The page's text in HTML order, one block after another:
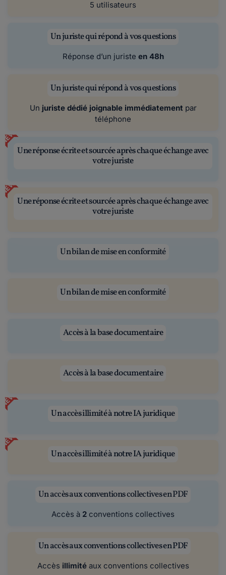
5 utilisateurs
Un juriste qui répond à vos questions
Réponse d’un juriste en 48h
Un juriste qui répond à vos questions
Un juriste dédié joignable immédiatement par
téléphone
NEW
Une réponse écrite et sourcée après chaque échange avec
votre juriste
NEW
Une réponse écrite et sourcée après chaque échange avec
votre juriste
Un bilan de mise en conformité
Un bilan de mise en conformité
Accès à la base documentaire
Accès à la base documentaire
NEW
Un accès illimité à notre IA juridique
NEW
Un accès illimité à notre IA juridique
Un accès aux conventions collectives en PDF
Accès à 2 conventions collectives
Un accès aux conventions collectives en PDF
Accès illimitéaux conventions collectives